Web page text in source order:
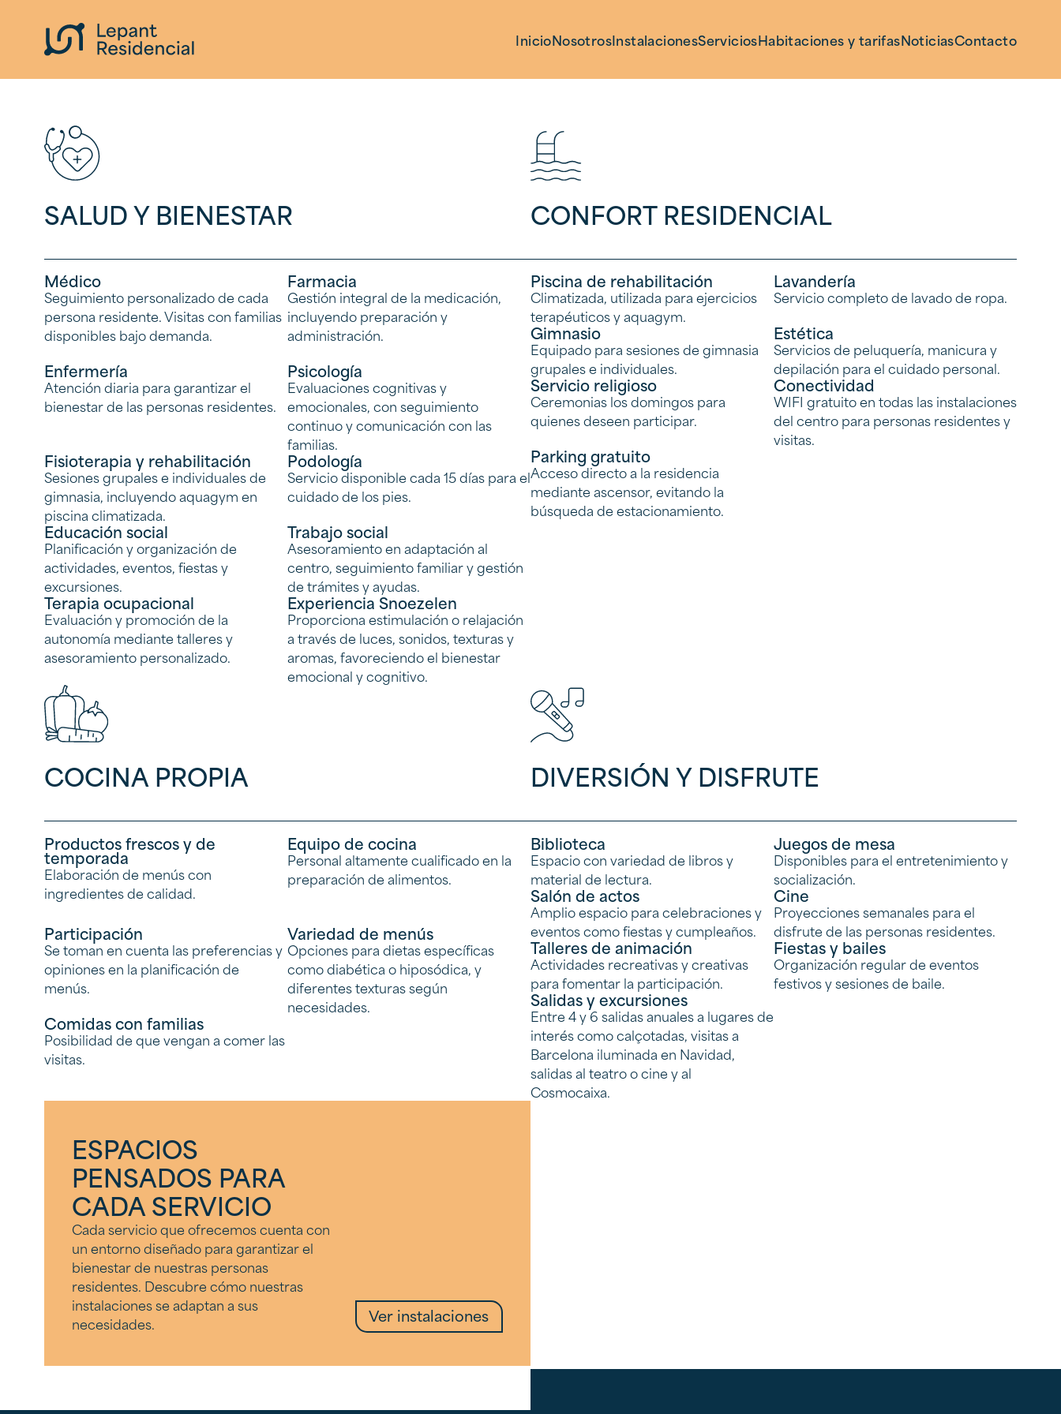
InicioNosotrosInstalacionesServiciosHabitaciones y tarifasNoticiasContacto
SALUD Y BIENESTAR
Médico
Seguimiento personalizado de cada
persona residente. Visitas con familias
disponibles bajo demanda.
Farmacia
Gestión integral de la medicación,
incluyendo preparación y
administración.
Enfermería
Atención diaria para garantizar el
bienestar de las personas residentes.
Psicología
Evaluaciones cognitivas y
emocionales, con seguimiento
continuo y comunicación con las
familias.
Fisioterapia y rehabilitación
Sesiones grupales e individuales de
gimnasia, incluyendo aquagym en
piscina climatizada.
Podología
Servicio disponible cada 15 días para el
cuidado de los pies.
Educación social
Planificación y organización de
actividades, eventos, fiestas y
excursiones.
Trabajo social
Asesoramiento en adaptación al
centro, seguimiento familiar y gestión
de trámites y ayudas.
Terapia ocupacional
Evaluación y promoción de la
autonomía mediante talleres y
asesoramiento personalizado.
Experiencia Snoezelen
Proporciona estimulación o relajación
a través de luces, sonidos, texturas y
aromas, favoreciendo el bienestar
emocional y cognitivo.
CONFORT RESIDENCIAL
Piscina de rehabilitación
Climatizada, utilizada para ejercicios
terapéuticos y aquagym.
Lavandería
Servicio completo de lavado de ropa.
Gimnasio
Equipado para sesiones de gimnasia
grupales e individuales.
Estética
Servicios de peluquería, manicura y
depilación para el cuidado personal.
Servicio religioso
Ceremonias los domingos para
quienes deseen participar.
Conectividad
WIFI gratuito en todas las instalaciones
del centro para personas residentes y
visitas.
Parking gratuito
Acceso directo a la residencia
mediante ascensor, evitando la
búsqueda de estacionamiento.
COCINA PROPIA
Productos frescos y de
temporada
Elaboración de menús con
ingredientes de calidad.
Equipo de cocina
Personal altamente cualificado en la
preparación de alimentos.
Participación
Se toman en cuenta las preferencias y
opiniones en la planificación de
menús.
Variedad de menús
Opciones para dietas específicas
como diabética o hiposódica, y
diferentes texturas según
necesidades.
Comidas con familias
Posibilidad de que vengan a comer las
visitas.
DIVERSIÓN Y DISFRUTE
Biblioteca
Espacio con variedad de libros y
material de lectura.
Juegos de mesa
Disponibles para el entretenimiento y
socialización.
Salón de actos
Amplio espacio para celebraciones y
eventos como fiestas y cumpleaños.
Cine
Proyecciones semanales para el
disfrute de las personas residentes.
Talleres de animación
Actividades recreativas y creativas
para fomentar la participación.
Fiestas y bailes
Organización regular de eventos
festivos y sesiones de baile.
Salidas y excursiones
Entre 4 y 6 salidas anuales a lugares de
interés como calçotadas, visitas a
Barcelona iluminada en Navidad,
salidas al teatro o cine y al
Cosmocaixa.
ESPACIOS
PENSADOS PARA
CADA SERVICIO
Cada servicio que ofrecemos cuenta con
un entorno diseñado para garantizar el
bienestar de nuestras personas
residentes. Descubre cómo nuestras
instalaciones se adaptan a sus
necesidades.
Ver instalaciones